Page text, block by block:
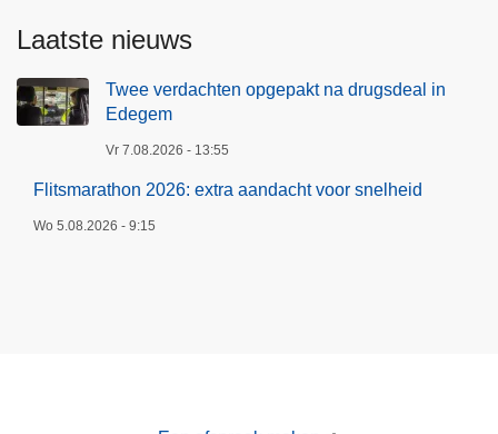
Laatste nieuws
Twee verdachten opgepakt na drugsdeal in
Edegem
Vr 7.08.2026 - 13:55
Flitsmarathon 2026: extra aandacht voor snelheid
Wo 5.08.2026 - 9:15